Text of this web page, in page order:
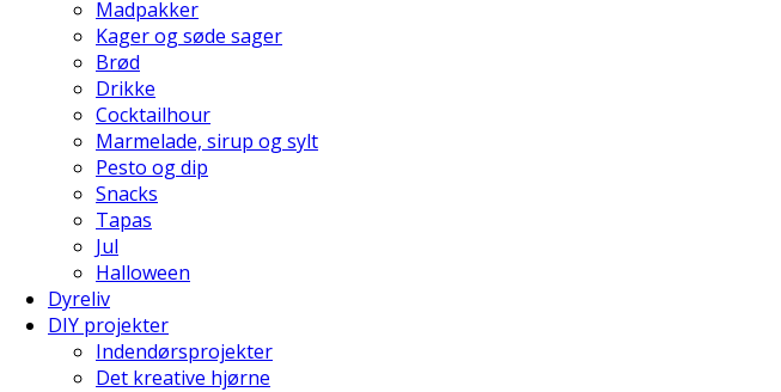
Madpakker
Kager og søde sager
Brød
Drikke
Cocktailhour
Marmelade, sirup og sylt
Pesto og dip
Snacks
Tapas
Jul
Halloween
Dyreliv
DIY projekter
Indendørsprojekter
Det kreative hjørne